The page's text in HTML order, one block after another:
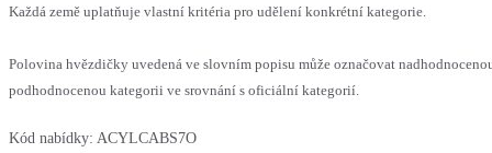
Každá země uplatňuje vlastní kritéria pro udělení konkrétní kategorie.
Polovina hvězdičky uvedená ve slovním popisu může označovat
podhodnocenou kategorii ve srovnání s oficiální kategorií.
Kód nabídky: ACYLCABS7O